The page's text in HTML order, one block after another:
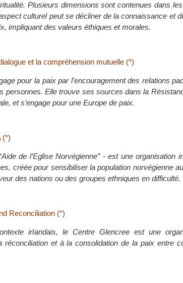
Plusieurs dimensions sont contenues dans
culturel peut se décliner de la connaissance et
impliquant des valeurs éthiques et morales.
et la compréhension mutuelle (*)
pour la paix par l’encouragement des relations
personnes. Elle trouve ses sources dans la
et s’engage pour une Europe de paix.
(*)
de l’Eglise Norvégienne” - est une organisation
créée pour sensibiliser la population norvégienne
des nations ou des groupes ethniques en difficulté.
Reconciliation (*)
irlandais, le Centre Glencree est une
réconciliation et à la consolidation de la paix entre